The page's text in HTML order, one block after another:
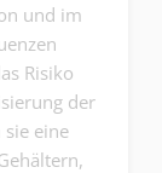
und im
Risiko
der
eine